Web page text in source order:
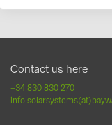
Contact us here
+34 830 830 270